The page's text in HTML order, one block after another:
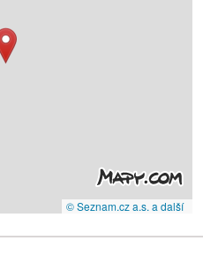
© Seznam.cz a.s. a další